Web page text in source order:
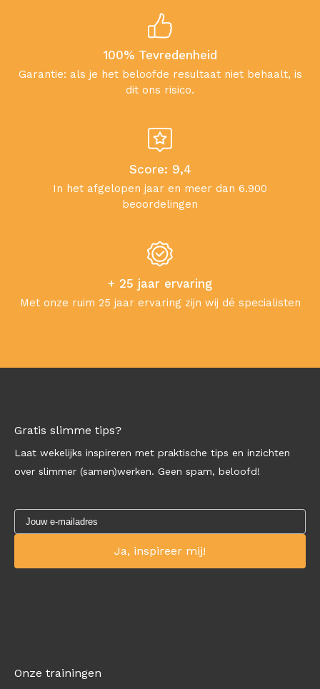
100% Tevredenheid
Garantie: als je het beloofde resultaat niet behaalt, is
dit ons risico.
Score: 9,4
In het afgelopen jaar en meer dan 6.900
beoordelingen
+ 25 jaar ervaring
Met onze ruim 25 jaar ervaring zijn wij dé specialisten
Gratis slimme tips?
Laat wekelijks inspireren met praktische tips en inzichten
over slimmer (samen)werken. Geen spam, beloofd!
Onze trainingen